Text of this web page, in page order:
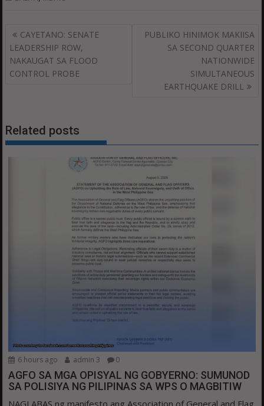
Post
navigation
CAYETANO: SENATE
LEADERSHIP ROW,
NAKAUGAT SA FLOOD
CONTROL PROBE
PUBLIKO HINIMOK MAKIISA
SA SECOND QUARTER
NATIONWIDE
SIMULTANEOUS
EARTHQUAKE DRILL
Related posts
6 hours ago admin 3 0
AGFO SA MGA OPISYAL NG GOBYERNO: SUMUNOD
SA POLISIYA NG PILIPINAS SA WPS O MAGBITIW